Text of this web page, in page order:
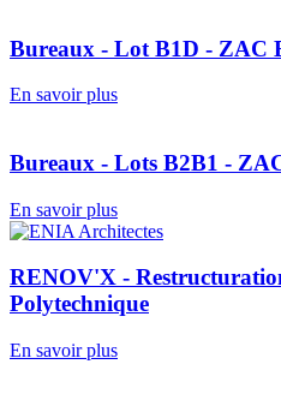
Bureaux - Lot B1D - ZAC
En savoir plus
Bureaux - Lots B2B1 -
En savoir plus
RENOV'X -
Polytechnique
En savoir plus